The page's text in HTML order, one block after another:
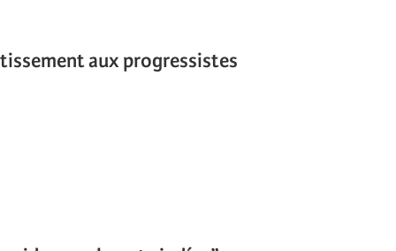
aux progressistes